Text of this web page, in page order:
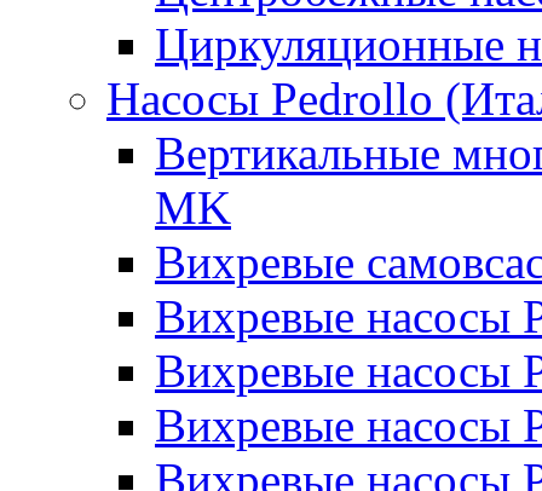
Циркуляционные
Насосы Pedrollo
Вертикальные
MK
Вихревые
Вихревые насосы
Вихревые насосы
Вихревые насосы
Вихревые насосы